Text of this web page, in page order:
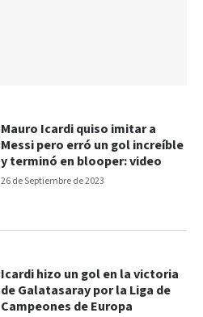
26 de Septiembre de 2023
Mauro Icardi quiso imitar a
Messi pero erró un gol increíble
y terminó en blooper: video
Icardi hizo un gol en la victoria
de Galatasaray por la Liga de
Campeones de Europa